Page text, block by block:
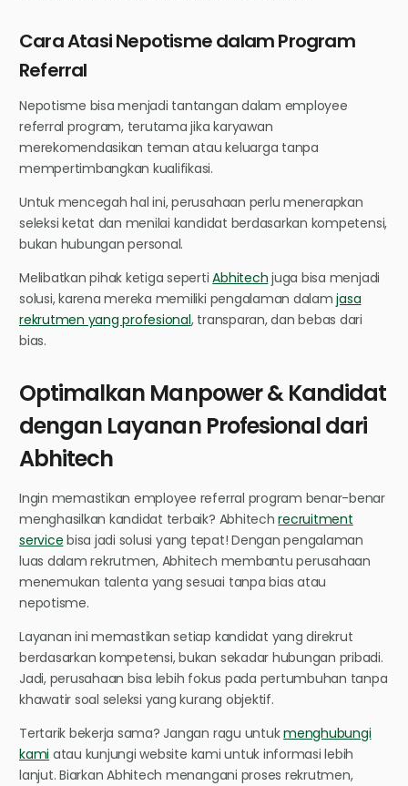
Cara Atasi Nepotisme dalam Program
Referral
Nepotisme bisa menjadi tantangan dalam employee
referral program, terutama jika karyawan
merekomendasikan teman atau keluarga tanpa
mempertimbangkan kualifikasi.
Untuk mencegah hal ini, perusahaan perlu menerapkan
seleksi ketat dan menilai kandidat berdasarkan kompetensi,
bukan hubungan personal.
Melibatkan pihak ketiga sepertiAbhitech juga bisa menjadi
solusi, karena mereka memiliki pengalaman dalamjasa
rekrutmen yang profesional, transparan, dan bebas dari
bias.
Optimalkan Manpower & Kandidat
dengan Layanan Profesional dari
Abhitech
Ingin memastikan employee referral program benar-benar
menghasilkan kandidat terbaik? Abhitechrecruitment
service bisa jadi solusi yang tepat! Dengan pengalaman
luas dalam rekrutmen, Abhitech membantu perusahaan
menemukan talenta yang sesuai tanpa bias atau
nepotisme.
Layanan ini memastikan setiap kandidat yang direkrut
berdasarkan kompetensi, bukan sekadar hubungan pribadi.
Jadi, perusahaan bisa lebih fokus pada pertumbuhan tanpa
khawatir soal seleksi yang kurang objektif.
Tertarik bekerja sama? Jangan ragu untukmenghubungi
kami atau kunjungi website kami untuk informasi lebih
lanjut. Biarkan Abhitech menangani proses rekrutmen,